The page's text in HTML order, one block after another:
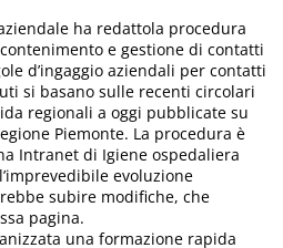
ha redattola procedura
contenimento e gestione di contatti
d’ingaggio aziendali per contatti
si basano sulle recenti circolari
regionali a oggi pubblicate su
Piemonte. La procedura è
Intranet di Igiene ospedaliera
evoluzione
subire modifiche, che
pagina.
una formazione rapida